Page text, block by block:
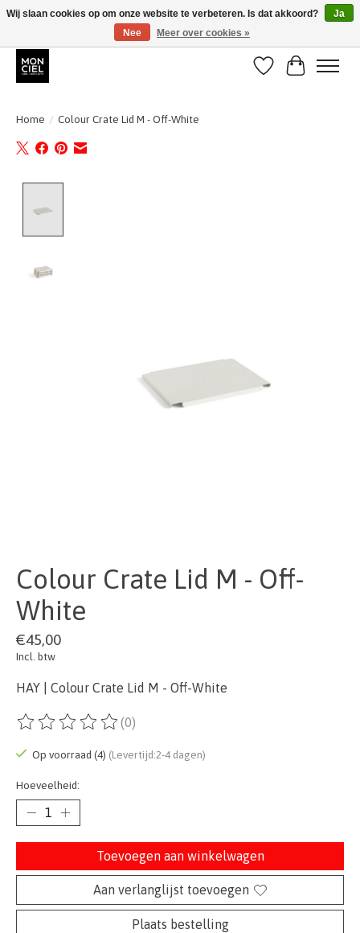
BE + NL : GRATIS VERZENDING van 31/07 t;e.m. 17/8
Verlanglijst
Home / Colour Crate Lid M - Off-White
Colour Crate Lid M - Off-
White
€45,00
Incl. btw
HAY | Colour Crate Lid M - Off-White
De beoordeling van dit product is
(0)
Op voorraad (4) (Levertijd:2-4 dagen)
Hoeveelheid:
Toevoegen aan winkelwagen
Aan verlanglijst toevoegen
Plaats bestelling
Wij slaan cookies op om onze website te verbeteren. Is dat akkoord?
Ja
Nee
Meer over cookies »